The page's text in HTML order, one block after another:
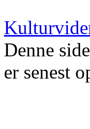
Denne
er senest